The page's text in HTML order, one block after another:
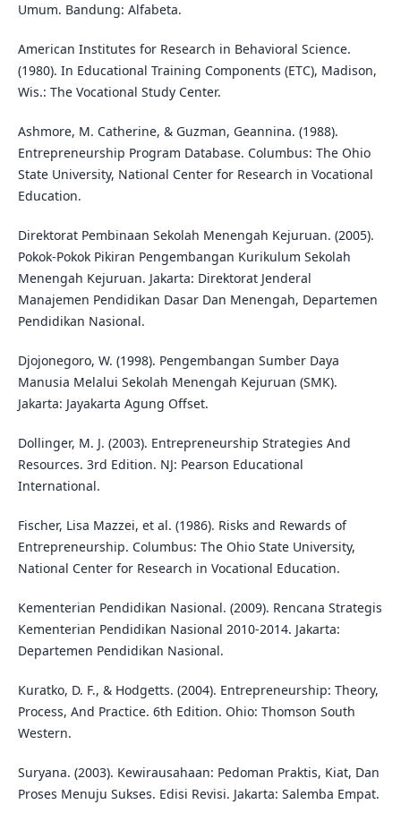
Umum. Bandung: Alfabeta.
American Institutes for Research in Behavioral Science.
(1980). In Educational Training Components (ETC), Madison,
Wis.: The Vocational Study Center.
Ashmore, M. Catherine, & Guzman, Geannina. (1988).
Entrepreneurship Program Database. Columbus: The Ohio
State University, National Center for Research in Vocational
Education.
Direktorat Pembinaan Sekolah Menengah Kejuruan. (2005).
Pokok-Pokok Pikiran Pengembangan Kurikulum Sekolah
Menengah Kejuruan. Jakarta: Direktorat Jenderal
Manajemen Pendidikan Dasar Dan Menengah, Departemen
Pendidikan Nasional.
Djojonegoro, W. (1998). Pengembangan Sumber Daya
Manusia Melalui Sekolah Menengah Kejuruan (SMK).
Jakarta: Jayakarta Agung Offset.
Dollinger, M. J. (2003). Entrepreneurship Strategies And
Resources. 3rd Edition. NJ: Pearson Educational
International.
Fischer, Lisa Mazzei, et al. (1986). Risks and Rewards of
Entrepreneurship. Columbus: The Ohio State University,
National Center for Research in Vocational Education.
Kementerian Pendidikan Nasional. (2009). Rencana Strategis
Kementerian Pendidikan Nasional 2010-2014. Jakarta:
Departemen Pendidikan Nasional.
Kuratko, D. F., & Hodgetts. (2004). Entrepreneurship: Theory,
Process, And Practice. 6th Edition. Ohio: Thomson South
Western.
Suryana. (2003). Kewirausahaan: Pedoman Praktis, Kiat, Dan
Proses Menuju Sukses. Edisi Revisi. Jakarta: Salemba Empat.